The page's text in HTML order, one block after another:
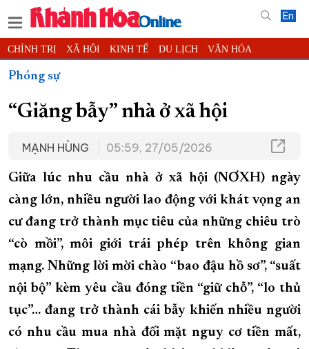
En
CHÍNH TRỊ XÃ HỘI KINH TẾ DU LỊCH VĂN HÓA
THỂ THAO
THẾ GIỚI MULTIMEDIA VIDEO ĐỌC BÁO ONLINE
PODCAST THÔNG TIN - QUẢNG CÁO
CHUNG TAY CẢI CÁCH HÀNH CHÍNH
XÂY DỰNG NÔNG THÔN MỚI LỊCH CẮT ĐIỆN
TÀU - XE - MÁY BAY
KỶ NIỆM 370 NĂM XÂY DỰNG VÀ PHÁT TRIỂN TỈNH KHÁNH HÒA
KHOẢNH KHẮC ĐẸP XỨ TRẦM
XÂY DỰNG KHÁNH HÒA TRỞ THÀNH THÀNH PHỐ TRỰC THUỘC
Phóng sự
“Giăng bẫy” nhà ở xã hội
MẠNH HÙNG 05:59, 27/05/2026
Giữa lúc nhu cầu nhà ở xã hội (NƠXH) ngày
càng lớn, nhiều người lao động với khát vọng an
cư đang trở thành mục tiêu của những chiêu trò
“cò mồi”, môi giới trái phép trên không gian
mạng. Những lời mời chào “bao đậu hồ sơ”, “suất
nội bộ” kèm yêu cầu đóng tiền “giữ chỗ”, “lo thủ
tục”… đang trở thành cái bẫy khiến nhiều người
có nhu cầu mua nhà đối mặt nguy cơ tiền mất,